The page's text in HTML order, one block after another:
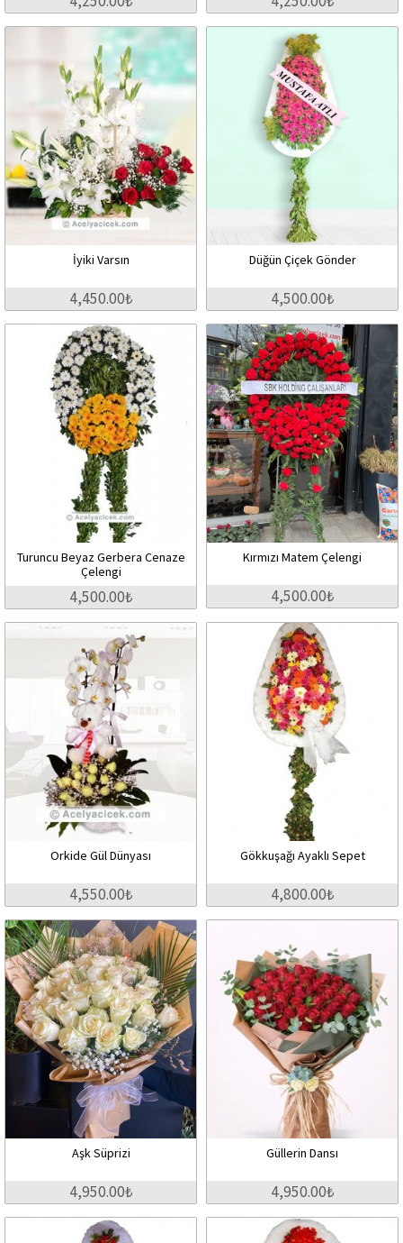
İyiki Varsın
4,450.00₺
Düğün Çiçek Gönder
4,500.00₺
Turuncu Beyaz Gerbera Cenaze
Çelengi
4,500.00₺
Kırmızı Matem Çelengi
4,500.00₺
Orkide Gül Dünyası
4,550.00₺
Gökkuşağı Ayaklı Sepet
4,800.00₺
Aşk Süprizi
4,950.00₺
Güllerin Dansı
4,950.00₺